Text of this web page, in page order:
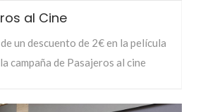
al Cine
un descuento de 2€ en la película
campaña de Pasajeros al cine